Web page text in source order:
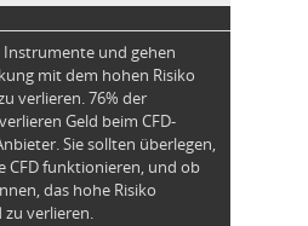
Instrumente und gehen
mit dem hohen Risiko
verlieren. 76% der
Geld beim CFD-
Sie sollten überlegen,
CFD funktionieren, und ob
das hohe Risiko
zu verlieren.